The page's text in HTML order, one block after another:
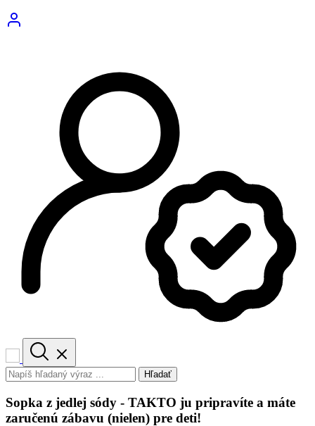
Hľadať
Sopka z jedlej sódy - TAKTO ju pripravíte a máte
zaručenú zábavu (nielen) pre deti!